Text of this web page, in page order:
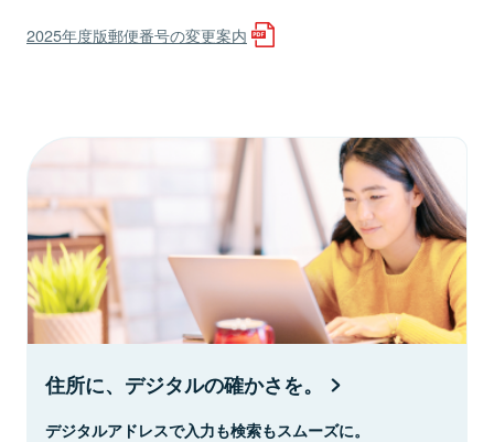
2025年度版郵便番号の変更案内
住所に、デジタルの確かさを。
デジタルアドレスで入力も検索もスムーズに。